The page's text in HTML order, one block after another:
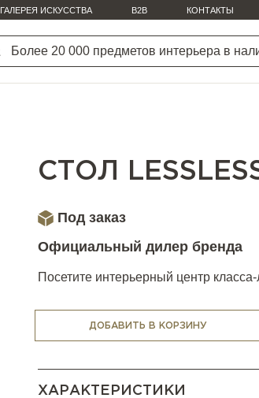
ГАЛЕРЕЯ ИСКУССТВА B2B КОНТАКТЫ
СТОЛ
Под заказ
Официальный дилер бренда
Посетите интерьерный центр
ДОБАВИТЬ В КОРЗИНУ
ХАРАКТЕРИСТИКИ